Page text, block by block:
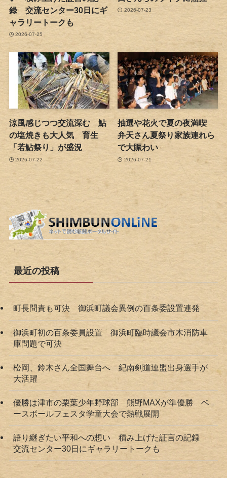
録 交流センター30日にギ
ャラリートークも
2026-07-25
2026-07-23
涼風感じつつ交流深む 鮎
の塩焼きも大人気 育生
「若鮎祭り」が盛況
2026-07-22
抽選や花火で夏の夜満喫
弁天さん夏祭り家族連れら
で大賑わい
2026-07-21
最近の投稿
町長問責も可決 御浜町議会異例の百条委設置連発
御浜町初の百条委員設置 御浜町臨時議会市木消防車
庫問題で可決
松岡、鈴木さん全国舞台へ 紀南剣道連盟出身選手が
大活躍
優勝は津市の栗葉少年野球部 熊野MAXが準優勝 ベ
ースボールフェスタ学童大会で熱戦展開
語り継ぎたい平和への想い 積み上げた証言の記録
交流センター30日にギャラリートークも